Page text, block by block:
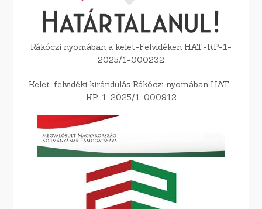
Rákóczi nyomában a kelet-Felvidéken HAT-KP-1-
2025/1-000232
Kelet-felvidéki kirándulás Rákóczi nyomában HAT-
KP-1-2025/1-000912